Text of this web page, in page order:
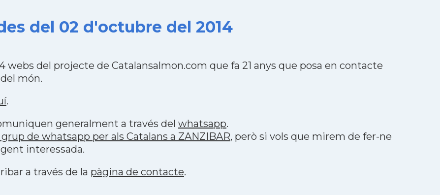
del 02 d'octubre del 2014
webs del projecte de Catalansalmon.com que fa 21 anys que posa en contacte
món.
.
generalment a través del whatsapp.
de whatsapp per als Catalans a ZANZIBAR, però si vols que mirem de fer-ne
interessada.
a través de la pàgina de contacte.